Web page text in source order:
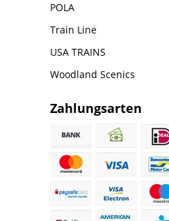
POLA
Train Line
USA TRAINS
Woodland Scenics
Zahlungsarten